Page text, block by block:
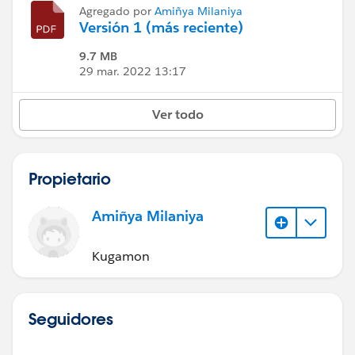
Agregado por Amiñya Milaniya
Versión 1 (más reciente)
9.7 MB
29 mar. 2022 13:17
Ver todo
Propietario
Amiñya Milaniya
Kugamon
Seguidores